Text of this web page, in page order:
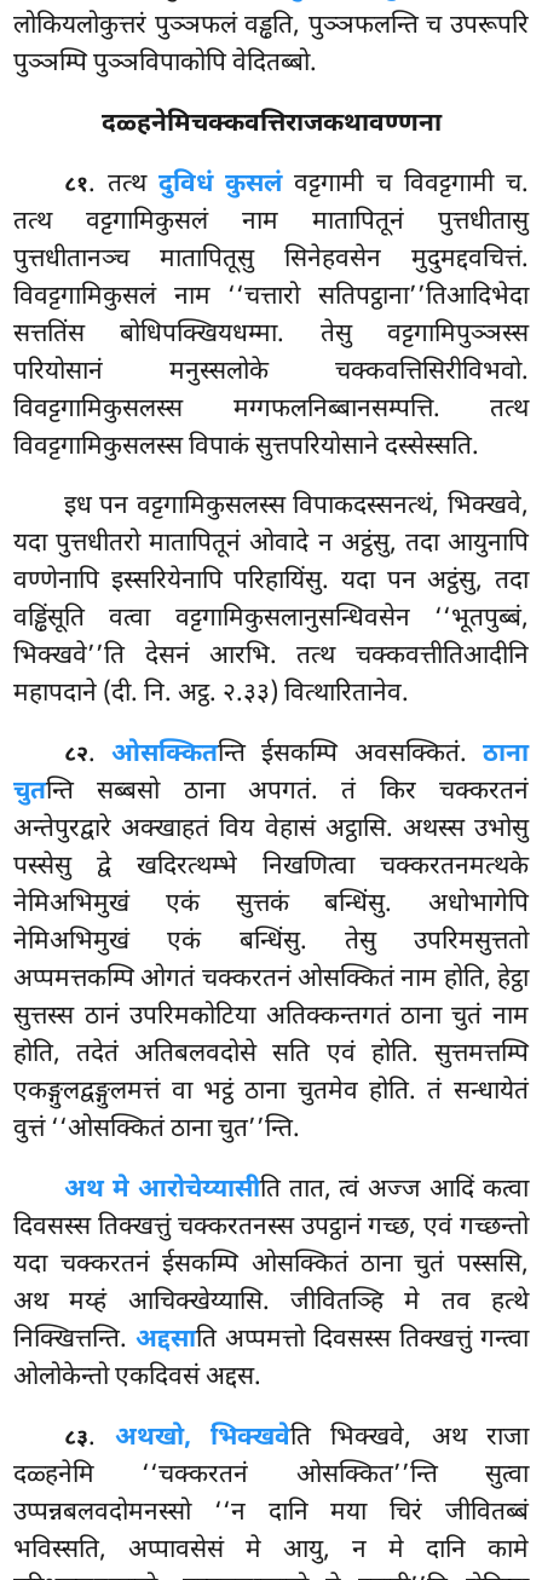
लोकियलोकुत्तरं पुञ्ञफलं वड्ढति, पुञ्ञफलन्ति च उपरूपरि
पुञ्ञम्पि पुञ्ञविपाकोपि वेदितब्बो.
दळ्हनेमिचक्कवत्तिराजकथावण्णना
८१. तत्थदुविधं कुसलंवट्टगामी च विवट्टगामी च.
तत्थ वट्टगामिकुसलं नाम मातापितूनं पुत्तधीतासु
पुत्तधीतानञ्च मातापितूसु सिनेहवसेन मुदुमद्दवचित्तं.
विवट्टगामिकुसलं नाम ‘‘चत्तारो सतिपट्ठाना’’तिआदिभेदा
सत्ततिंस बोधिपक्खियधम्मा. तेसु वट्टगामिपुञ्ञस्स
परियोसानं मनुस्सलोके चक्कवत्तिसिरीविभवो.
विवट्टगामिकुसलस्स मग्गफलनिब्बानसम्पत्ति. तत्थ
विवट्टगामिकुसलस्स विपाकं सुत्तपरियोसाने दस्सेस्सति.
इध पन वट्टगामिकुसलस्स विपाकदस्सनत्थं, भिक्खवे,
यदा पुत्तधीतरो मातापितूनं ओवादे न अट्ठंसु, तदा आयुनापि
वण्णेनापि इस्सरियेनापि परिहायिंसु. यदा पन अट्ठंसु, तदा
वड्ढिंसूति वत्वा वट्टगामिकुसलानुसन्धिवसेन ‘‘भूतपुब्बं,
भिक्खवे’’ति देसनं आरभि. तत्थ चक्कवत्तीतिआदीनि
महापदाने (दी. नि. अट्ठ. २.३३) वित्थारितानेव.
८२.ओसक्कितन्ति ईसकम्पि अवसक्कितं. ठाना
चुतन्ति सब्बसो ठाना अपगतं. तं किर चक्करतनं
अन्तेपुरद्वारे अक्खाहतं विय वेहासं अट्ठासि. अथस्स उभोसु
पस्सेसु द्वे खदिरत्थम्भे निखणित्वा चक्करतनमत्थके
नेमिअभिमुखं एकं सुत्तकं बन्धिंसु. अधोभागेपि
नेमिअभिमुखं एकं बन्धिंसु. तेसु उपरिमसुत्ततो
अप्पमत्तकम्पि ओगतं चक्करतनं ओसक्कितं नाम होति, हेट्ठा
सुत्तस्स ठानं उपरिमकोटिया अतिक्कन्तगतं ठाना चुतं नाम
होति, तदेतं अतिबलवदोसे सति एवं होति. सुत्तमत्तम्पि
एकङ्गुलद्वङ्गुलमत्तं वा भट्ठं ठाना चुतमेव होति. तं सन्धायेतं
वुत्तं ‘‘ओसक्कितं ठाना चुत’’न्ति.
अथ मे आरोचेय्यासीति तात, त्वं अज्ज आदिं कत्वा
दिवसस्स तिक्खत्तुं चक्करतनस्स उपट्ठानं गच्छ, एवं गच्छन्तो
यदा चक्करतनं ईसकम्पि ओसक्कितं ठाना चुतं पस्ससि,
अथ मय्हं आचिक्खेय्यासि. जीवितञ्हि मे तव हत्थे
निक्खित्तन्ति.अद्दसाति अप्पमत्तो दिवसस्स तिक्खत्तुं गन्त्वा
ओलोकेन्तो एकदिवसं अद्दस.
८३.अथखो, भिक्खवेति भिक्खवे, अथ राजा
दळ्हनेमि ‘‘चक्करतनं ओसक्कित’’न्ति सुत्वा
उप्पन्नबलवदोमनस्सो ‘‘न दानि मया चिरं जीवितब्बं
भविस्सति, अप्पावसेसं मे आयु, न मे दानि कामे